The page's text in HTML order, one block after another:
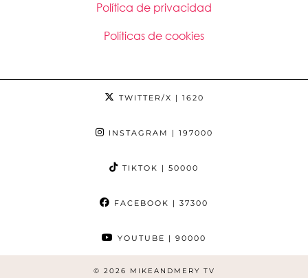
Política de privacidad
Políticas de cookies
TWITTER/X | 1620
INSTAGRAM | 197000
TIKTOK | 50000
FACEBOOK | 37300
YOUTUBE | 90000
© 2026 MIKEANDMERY TV